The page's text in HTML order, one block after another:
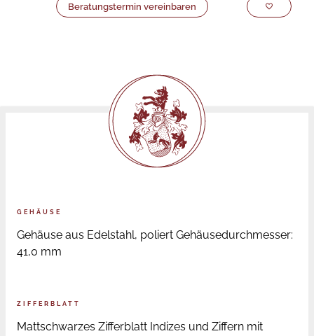
Beratungstermin vereinbaren
GEHÄUSE
Gehäuse aus Edelstahl, poliert Gehäusedurchmesser:
41,0 mm
ZIFFERBLATT
Mattschwarzes Zifferblatt Indizes und Ziffern mit